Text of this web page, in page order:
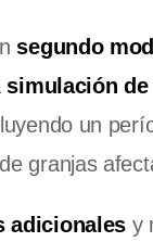
segundo
simulación
un
granjas
adicionales y